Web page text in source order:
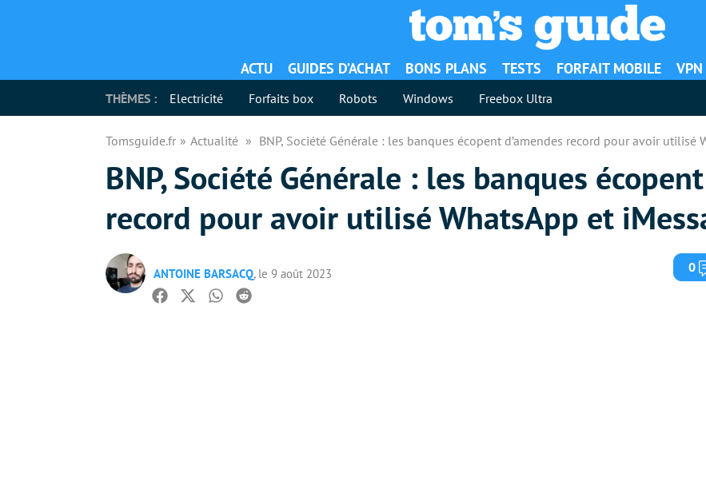
ACTU GUIDES D’ACHAT BONS PLANS TESTS FORFAIT MOBILE VPN
THÈMES : Electricité Forfaits box Robots Windows Freebox Ultra
Tomsguide.fr Actualité BNP, Société Générale : les banques écopent d’amendes record pour avoir utilisé
BNP, Société Générale : les banques
record pour avoir utilisé WhatsApp et
ANTOINE BARSACQ, le 9 août 2023 0
Facebook
TwitterWhatsapp
Reddit